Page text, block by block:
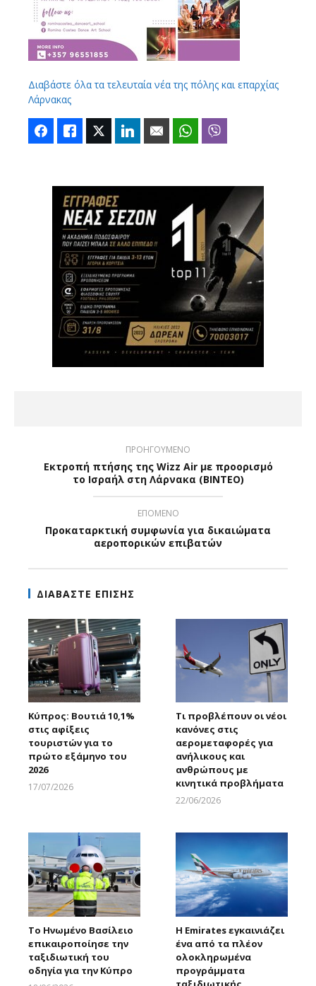
Διαβάστε όλα τα τελευταία νέα της πόλης και επαρχίας
Λάρνακας
FacebookLike Twitter LinkedIn Email WhatsApp
ΠΡΟΗΓΟΥΜΕΝΟ
Εκτροπή πτήσης της Wizz Air με προορισμό
το Ισραήλ στη Λάρνακα (ΒΙΝΤΕΟ)
ΕΠΟΜΕΝΟ
Προκαταρκτική συμφωνία για δικαιώματα
αεροπορικών επιβατών
ΔΙΑΒΑΣΤΕ ΕΠΙΣΗΣ
Κύπρος: Βουτιά 10,1%
στις αφίξεις
τουριστών για το
πρώτο εξάμηνο του
2026
17/07/2026
Τι προβλέπουν οι νέοι
κανόνες στις
αερομεταφορές για
ανήλικους και
ανθρώπους με
κινητικά προβλήματα
22/06/2026
Το Ηνωμένο Βασίλειο
επικαιροποίησε την
ταξιδιωτική του
οδηγία για την Κύπρο
Η Emirates εγκαινιάζει
ένα από τα πλέον
ολοκληρωμένα
προγράμματα